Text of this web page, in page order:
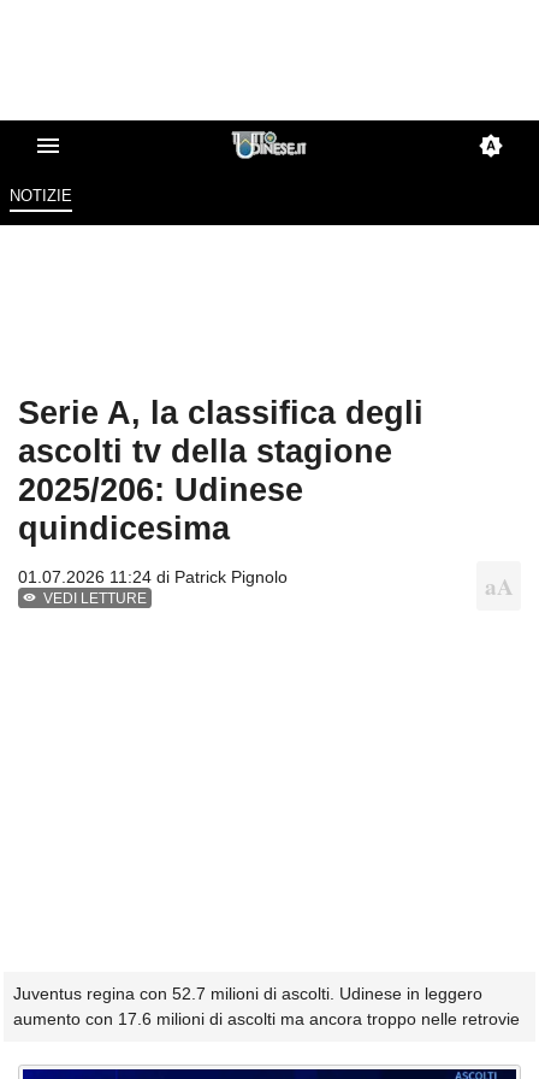
NOTIZIE
Serie A, la classifica degli
ascolti tv della stagione
2025/206: Udinese
quindicesima
01.07.2026 11:24 di Patrick Pignolo
VEDI LETTURE
Juventus regina con 52.7 milioni di ascolti. Udinese in leggero
aumento con 17.6 milioni di ascolti ma ancora troppo nelle retrovie